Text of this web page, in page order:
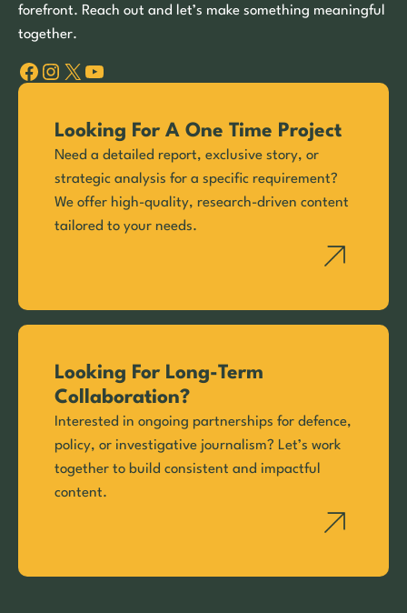
forefront. Reach out and let’s make something meaningful
together.
Facebook Instagram X YouTube
Looking For A One Time Project
Need a detailed report, exclusive story, or
strategic analysis for a specific requirement?
We offer high-quality, research-driven content
tailored to your needs.
Looking For Long-Term
Collaboration?
Interested in ongoing partnerships for defence,
policy, or investigative journalism? Let’s work
together to build consistent and impactful
content.